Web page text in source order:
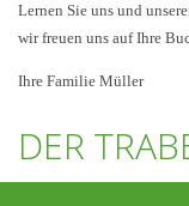
Lernen Sie uns und
wir freuen uns auf Ihre
Ihre Familie Müller
DER